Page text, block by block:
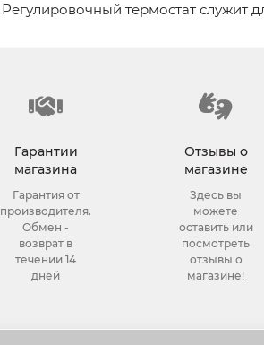
Регулировочный термостат служит
Гарантии
магазина
Гарантия от
производителя.
Обмен -
возврат в
течении 14
дней
Отзывы о
магазине
Здесь вы
можете
оставить или
посмотреть
отзывы о
магазине!